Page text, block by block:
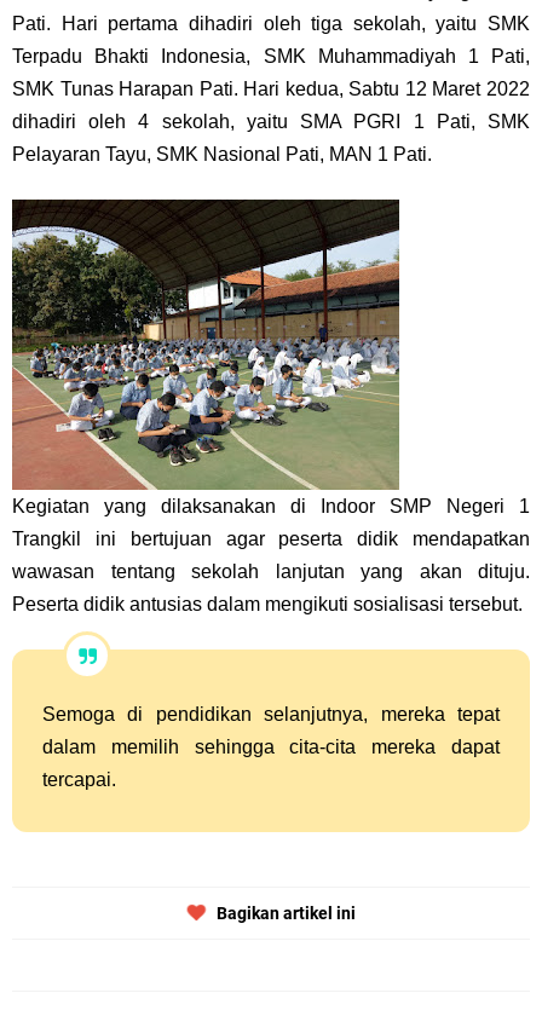
Pati. Hari pertama dihadiri oleh tiga sekolah, yaitu SMK
Terpadu Bhakti Indonesia, SMK Muhammadiyah 1 Pati,
SMK Tunas Harapan Pati. Hari kedua, Sabtu 12 Maret 2022
dihadiri oleh 4 sekolah, yaitu SMA PGRI 1 Pati, SMK
Pelayaran Tayu, SMK Nasional Pati, MAN 1 Pati.
Kegiatan yang dilaksanakan di Indoor SMP Negeri 1
Trangkil ini bertujuan agar peserta didik mendapatkan
wawasan tentang sekolah lanjutan yang akan dituju.
Peserta didik antusias dalam mengikuti sosialisasi tersebut.
Semoga di pendidikan selanjutnya, mereka tepat
dalam memilih sehingga cita-cita mereka dapat
tercapai.
Bagikan artikel ini